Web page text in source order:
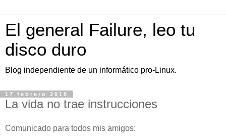
El general Failure, leo tu
disco duro
Blog independiente de un informático pro-Linux.
17 febrero 2010
La vida no trae instrucciones
Comunicado para todos mis amigos: